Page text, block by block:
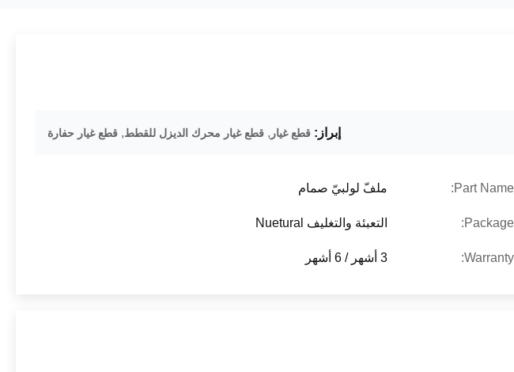
إبراز: قطع غيار , قطع غيار محرك الديزل للقطط, قطع غيار حفارة
Part Name: ملفّ لولبيّ صمام
Package: التعبئة والتغليف Nuetural
Warranty: 3 أشهر / 6 أشهر